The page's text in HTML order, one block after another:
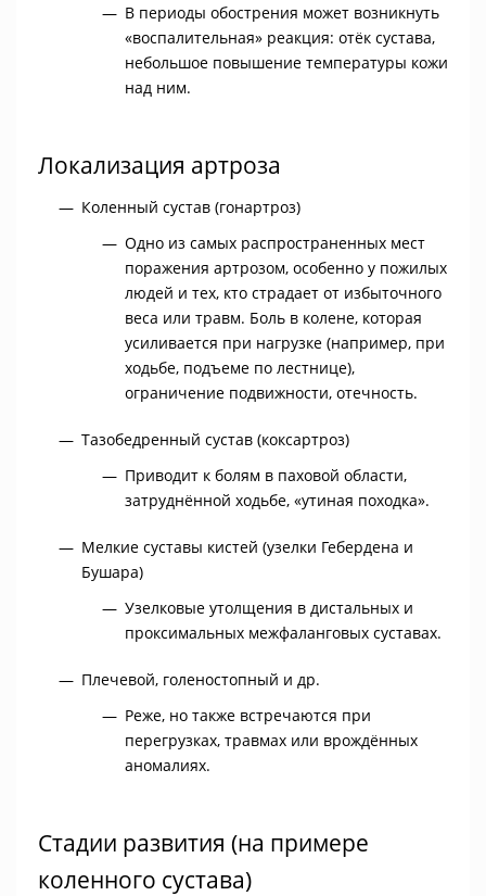
В периоды обострения может возникнуть
«воспалительная» реакция: отёк сустава,
небольшое повышение температуры кожи
над ним.
Локализация артроза
Коленный сустав (гонартроз)
Одно из самых распространенных мест
поражения артрозом, особенно у пожилых
людей и тех, кто страдает от избыточного
веса или травм. Боль в колене, которая
усиливается при нагрузке (например, при
ходьбе, подъеме по лестнице),
ограничение подвижности, отечность.
Тазобедренный сустав (коксартроз)
Приводит к болям в паховой области,
затруднённой ходьбе, «утиная походка».
Мелкие суставы кистей (узелки Гебердена и
Бушара)
Узелковые утолщения в дистальных и
проксимальных межфаланговых суставах.
Плечевой, голеностопный и др.
Реже, но также встречаются при
перегрузках, травмах или врождённых
аномалиях.
Стадии развития (на примере
коленного сустава)